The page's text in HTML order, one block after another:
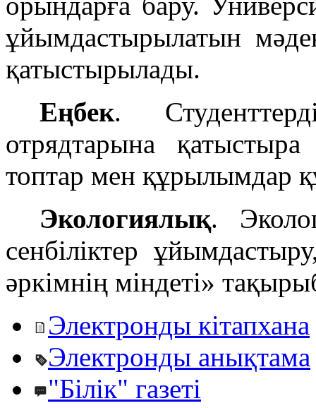
ұйымдастырылатын
қатыстырылады.
Еңбек.
отрядтарына
топтар мен құрылымдар
Экологиялық.
сенбіліктер
әркімнің міндеті»
Электронды кітапхана
Электронды анықтама
"Білік" газеті